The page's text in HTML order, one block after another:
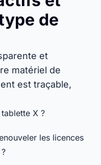
de
et
matériel de
est traçable,
X ?
les licences